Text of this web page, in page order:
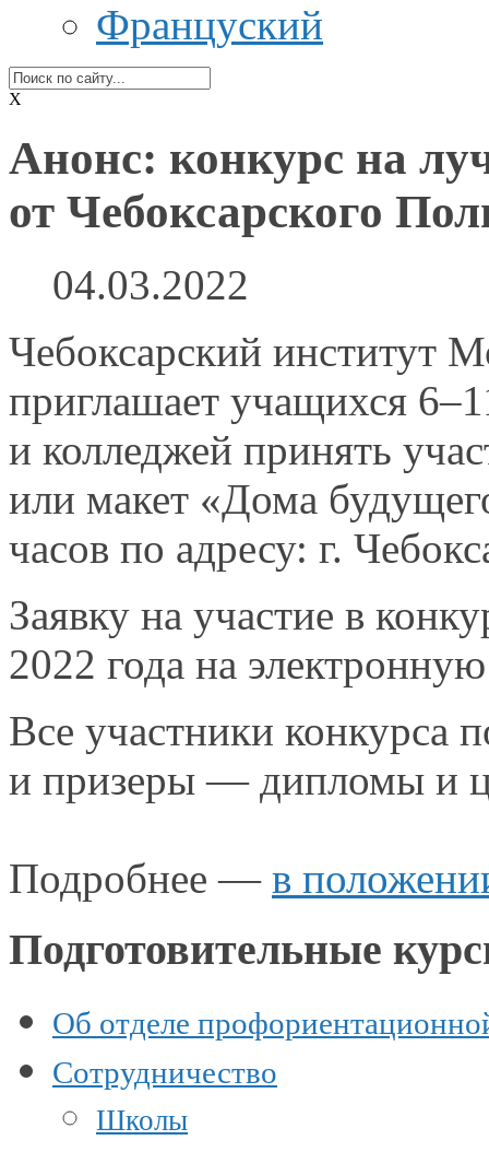
Француский
X
Анонс: конкурс на
от Чебоксарского
04.03.2022
Чебоксарский институт
приглашает учащихся
и колледжей принять
или макет «Дома
часов по адресу: г.
Заявку на участие в
2022 года на электронную
Все участники конкурса
и призеры —дипломы и
Подробнее — в
Подготовительные
Об отделе
Сотрудничество
Школы